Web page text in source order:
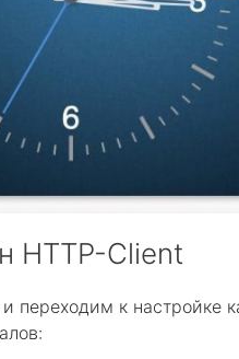
HTTP-Client
переходим к настройке